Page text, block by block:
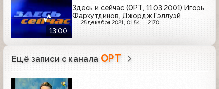
13:00
Здесь и сейчас (ОРТ, 11.03.2001) Игорь
Фархутдинов, Джордж Гэллуэй
25 декабря 2021, 01:54 2170
Ещё записи с канала ОРТ